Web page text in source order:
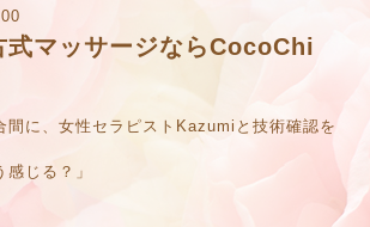
式マッサージならCocoChi
間に、女性セラピストKazumiと技術確認を
感じる？」